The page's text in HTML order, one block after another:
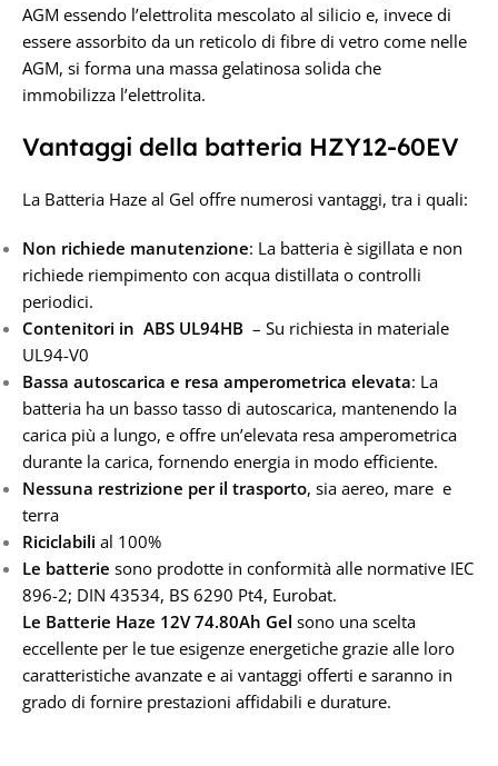
AGM essendo l’elettrolita mescolato al silicio e, invece di
essere assorbito da un reticolo di fibre di vetro come nelle
AGM, si forma una massa gelatinosa solida che
immobilizza l’elettrolita.
Vantaggi della batteria HZY12-60EV
La Batteria Haze al Gel offre numerosi vantaggi, tra i quali:
Non richiede manutenzione: La batteria è sigillata e non
richiede riempimento con acqua distillata o controlli
periodici.
Contenitori in ABS UL94HB – Su richiesta in materiale
UL94-V0
Bassa autoscarica e resa amperometrica elevata: La
batteria ha un basso tasso di autoscarica, mantenendo la
carica più a lungo, e offre un’elevata resa amperometrica
durante la carica, fornendo energia in modo efficiente.
Nessuna restrizione per il trasporto, sia aereo, mare e
terra
Riciclabili al 100%
Le batterie sono prodotte in conformità alle normative IEC
896-2; DIN 43534, BS 6290 Pt4, Eurobat.
Le Batterie Haze 12V 74.80Ah Gel sono una scelta
eccellente per le tue esigenze energetiche grazie alle loro
caratteristiche avanzate e ai vantaggi offerti e saranno in
grado di fornire prestazioni affidabili e durature.